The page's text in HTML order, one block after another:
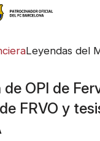
Leyendas del
OPI de
FRVO y